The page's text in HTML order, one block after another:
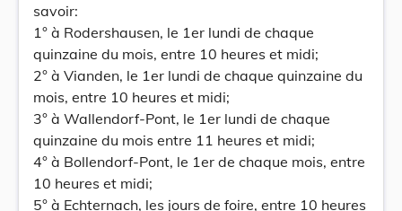
savoir:
1° à Rodershausen, le 1er lundi de chaque
quinzaine du mois, entre 10 heures et midi;
2° à Vianden, le 1er lundi de chaque quinzaine du
mois, entre 10 heures et midi;
3° à Wallendorf-Pont, le 1er lundi de chaque
quinzaine du mois entre 11 heures et midi;
4° à Bollendorf-Pont, le 1er de chaque mois, entre
10 heures et midi;
5° à Echternach, les jours de foire, entre 10 heures